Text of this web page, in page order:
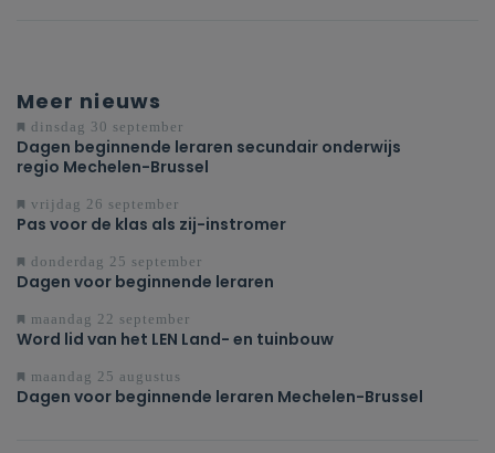
Meer nieuws
dinsdag 30 september
Dagen beginnende leraren secundair onderwijs
regio Mechelen-Brussel
vrijdag 26 september
Pas voor de klas als zij-instromer
donderdag 25 september
Dagen voor beginnende leraren
maandag 22 september
Word lid van het LEN Land- en tuinbouw
maandag 25 augustus
Dagen voor beginnende leraren Mechelen-Brussel